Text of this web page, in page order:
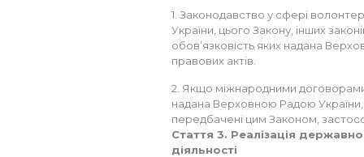
1. Законодавство у сфері
України, цього Закону, інших
обов’язковість яких надана
правових актів.
2. Якщо міжнародними договорами
надана Верховною Радою України,
передбачені цим Законом,
Стаття 3. Реалізація
діяльності